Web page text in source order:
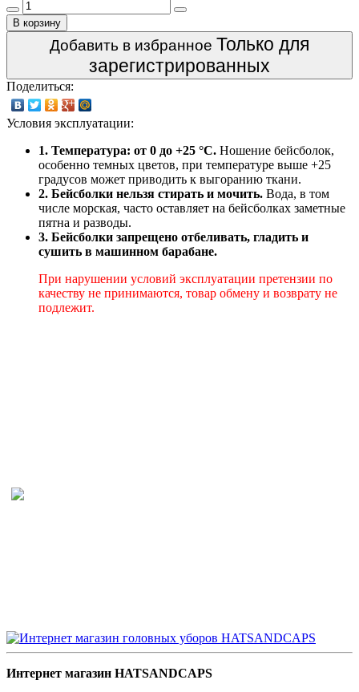
В корзину
Добавить в избранное Только для
зарегистрированных
Поделиться:
Условия эксплуатации:
1. Температура: от 0 до +25 °C. Ношение бейсболок,
особенно темных цветов, при температуре выше +25
градусов может приводить к выгоранию ткани.
2. Бейсболки нельзя стирать и мочить. Вода, в том
числе морская, часто оставляет на бейсболках заметные
пятна и разводы.
3. Бейсболки запрещено отбеливать, гладить и
сушить в машинном барабане.
При нарушении условий эксплуатации претензии по
качеству не принимаются, товар обмену и возврату не
подлежит.
Интернет магазин HATSANDCAPS